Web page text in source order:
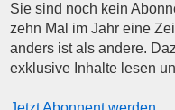
Sie sind noch kein
zehn Mal im Jahr eine
anders ist als andere.
exklusive Inhalte lesen